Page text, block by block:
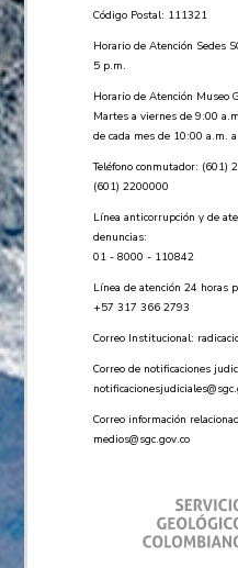
Código Postal: 111321
Horario de Atención Sedes
5 p.m.
Horario de Atención Museo
Martes a viernes de 9:00
de cada mes de 10:00 a.m.
Teléfono conmutador:
(601) 2200000
Línea anticorrupción y de
denuncias:
01 - 8000 - 110842
Línea de atención 24 horas
+57 ​317 366 2793
Correo Institucional:
Correo de notificaciones
Correo información
medios@sgc.gov.co